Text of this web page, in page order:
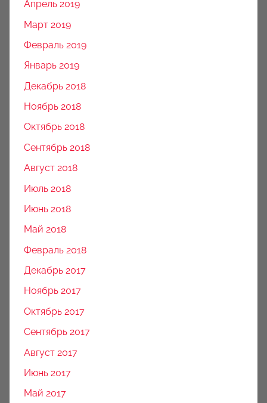
Апрель 2019
Март 2019
Февраль 2019
Январь 2019
Декабрь 2018
Ноябрь 2018
Октябрь 2018
Сентябрь 2018
Август 2018
Июль 2018
Июнь 2018
Май 2018
Февраль 2018
Декабрь 2017
Ноябрь 2017
Октябрь 2017
Сентябрь 2017
Август 2017
Июнь 2017
Май 2017